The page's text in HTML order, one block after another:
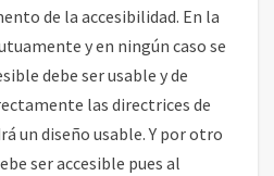
de la accesibilidad. En la
y en ningún caso se
debe ser usable y de
las directrices de
un diseño usable. Y por otro
ser accesible pues al